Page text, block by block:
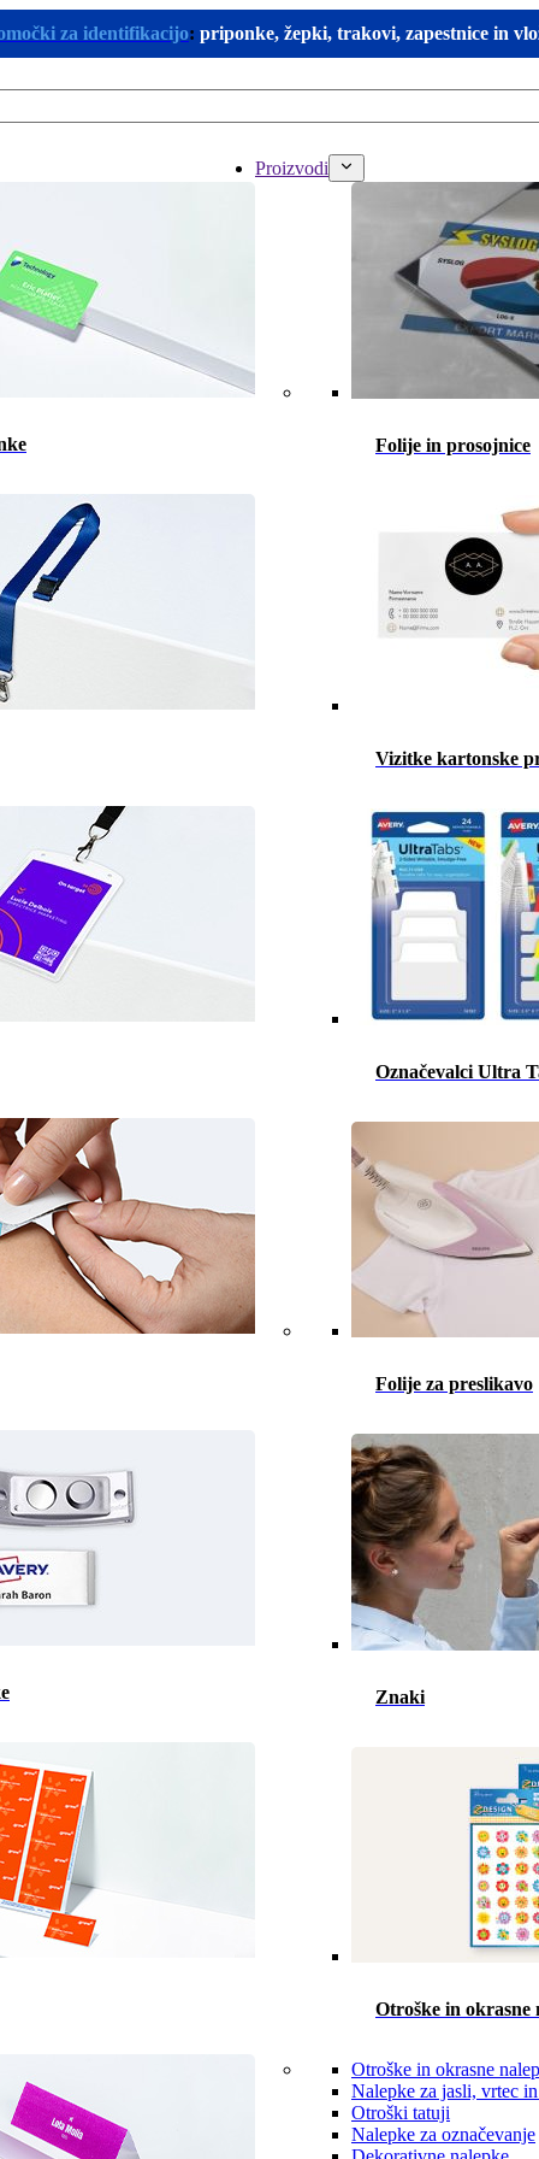
za identifikacijo: priponke, žepki, trakovi, zapestnice in
Proizvodi
Folije in prosojnice
Vizitke kartonske
Označevalci Ultra
Folije za preslikavo
Znaki
Otroške in okrasne
Otroške in okrasne
Nalepke za jasli, vrtec
Otroški tatuji
Nalepke za označevanje